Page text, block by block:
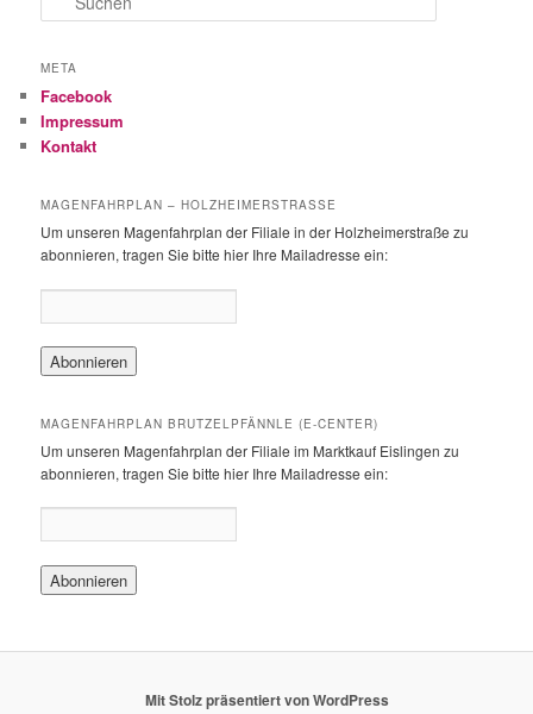
u
h
n
META
Facebook
Impressum
Kontakt
MAGENFAHRPLAN – HOLZHEIMERSTRASSE
Um unseren Magenfahrplan der Filiale in der Holzheimerstraße zu
abonnieren, tragen Sie bitte hier Ihre Mailadresse ein:
MAGENFAHRPLAN BRUTZELPFÄNNLE (E-CENTER)
Um unseren Magenfahrplan der Filiale im Marktkauf Eislingen zu
abonnieren, tragen Sie bitte hier Ihre Mailadresse ein:
Mit Stolz präsentiert von WordPress